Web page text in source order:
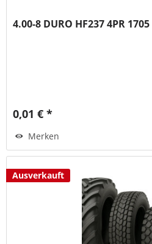
4.00-8 DURO HF237 4PR 1705
0,01 € *
Merken
Ausverkauft